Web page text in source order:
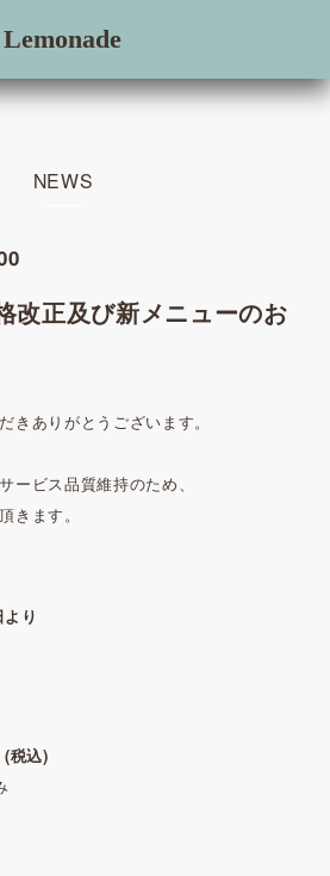
Lemonade
NEWS
改正及び新メニューのお
きありがとうございます。
ービス品質維持のため、
きます。
り
税込)